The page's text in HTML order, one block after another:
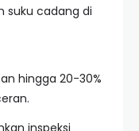
suku cadang di
hingga 20-30%
inspeksi